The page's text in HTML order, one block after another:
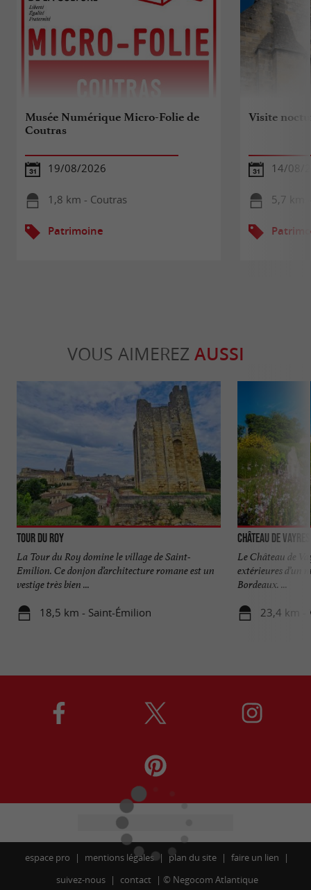
Musée Numérique Micro-Folie de
Coutras
19/08/2026
1,8 km - Coutras
Patrimoine
Visite
14/08/
5,7 km
VOUS AIMEREZ AUSSI
Tour du Roy
La Tour du Roy domine le village de Saint-
Emilion. Ce donjon d’architecture romane est un
vestige très bien ...
18,5 km - Saint-Émilion
Château de Vayres
Le Château de
extérieures d’un
Bordeaux. ...
23,4 km -
espace pro mentions légales plan du site
faire un lien
suivez-nous
contact © Negocom Atlantique